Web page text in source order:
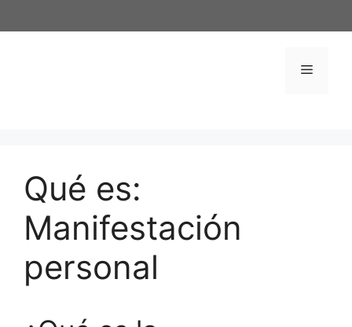
al
Menú
Qué es:
Manifestación
personal